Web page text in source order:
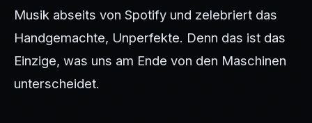
Musik abseits von Spotify und zelebriert das
Handgemachte, Unperfekte. Denn das ist das
Einzige, was uns am Ende von den Maschinen
unterscheidet.